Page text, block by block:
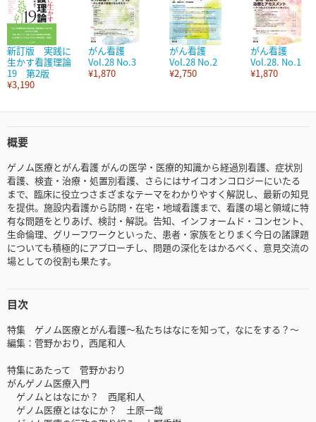
新訂版 実践に
生かす看護理論
19 第2版
¥3,190
がん看護
Vol.28 No.3
¥1,870
がん看護
Vol.28 No.2
¥2,750
がん看護
Vol.28. No.1
¥1,870
概要
ゲノム医療とがん看護 がんの医学・医療的知識から経過別看護、症状別
看護、検査・治療・処置別看護、さらにはサイコオンコロジーにいたる
まで、臨床に役立つさまざまなテーマをわかりやすく解説し、最新の知見
を提供。施設内看護から訪問・在宅・地域看護まで、看護の場と領域に特
有な問題をとりあげ、検討・解説。告知、インフォームド・コンセント、
生命倫理、グリーフワークといった、患者・家族をとりまく今日の諸課題
についても積極的にアプローチし、問題の深化をはかるべく、意見交流の
場としての役割も果たす。
目次
特集 ゲノム医療とがん看護～私たちはなにを知って，なにをする？～
編集：菅野かおり，西尾和人
特集にあたって 菅野かおり
がんゲノム医療入門
ゲノムとはなにか？ 西尾和人
ゲノム医療とはなにか？ 土原一哉